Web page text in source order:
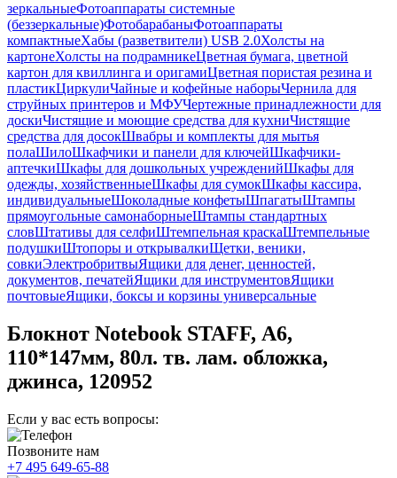
зеркальныеФотоаппараты системные
(беззеркальные)ФотобарабаныФотоаппараты
компактныеХабы (разветвители) USB 2.0Холсты на
картонеХолсты на подрамникеЦветная бумага, цветной
картон для квиллинга и оригамиЦветная пористая резина и
пластикЦиркулиЧайные и кофейные наборыЧернила для
струйных принтеров и МФУЧертежные принадлежности для
доскиЧистящие и моющие средства для кухниЧистящие
средства для досокШвабры и комплекты для мытья
полаШилоШкафчики и панели для ключейШкафчики-
аптечкиШкафы для дошкольных учрежденийШкафы для
одежды, хозяйственныеШкафы для сумокШкафы кассира,
индивидуальныеШоколадные конфетыШпагатыШтампы
прямоугольные самонаборныеШтампы стандартных
словШтативы для селфиШтемпельная краскаШтемпельные
подушкиШтопоры и открывалкиЩетки, веники,
совкиЭлектробритвыЯщики для денег, ценностей,
документов, печатейЯщики для инструментовЯщики
почтовыеЯщики, боксы и корзины универсальные
Блокнот Notebook STAFF, А6,
110*147мм, 80л. тв. лам. обложка,
джинса, 120952
Если у вас есть вопросы:
Позвоните нам
+7 495 649-65-88